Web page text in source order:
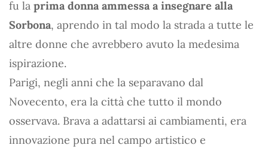
fu la prima donna ammessa a insegnare alla
Sorbona, aprendo in tal modo la strada a tutte le
altre donne che avrebbero avuto la medesima
ispirazione.
Parigi, negli anni che la separavano dal
Novecento, era la città che tutto il mondo
osservava. Brava a adattarsi ai cambiamenti, era
innovazione pura nel campo artistico e